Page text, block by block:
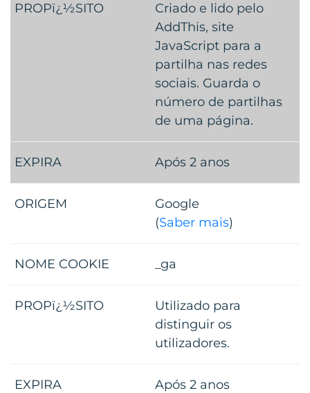
Criado e lido pelo
AddThis, site
JavaScript para a
partilha nas redes
sociais. Guarda o
número de partilhas
de uma página.
Após 2 anos
Google
(Saber mais)
_ga
Utilizado para
distinguir os
utilizadores.
Após 2 anos